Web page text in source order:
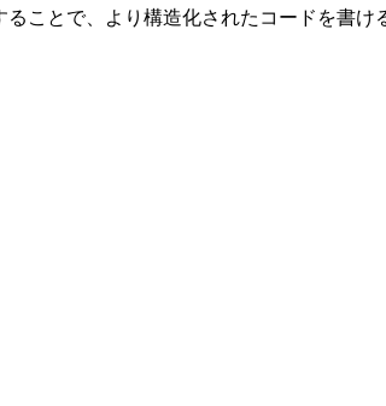
ことで、より構造化されたコードを書け